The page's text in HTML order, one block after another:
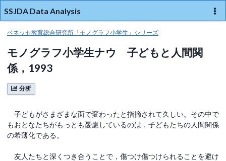
SSJDA Data Analysis
ベネッセ教育総合研究所「モノグラフ小学生」シリーズ
モノグラフ小学生ナウ 子どもと人間関
係，1993
分析
子どもがさまざまな面で変わったと指摘されて久しい。その中で
もおとなたちがもっとも憂慮しているのは，子どもたちの人間関係
の希薄化である。
友人たちと深くつき合うことで，傷つけ傷つけられることを避け